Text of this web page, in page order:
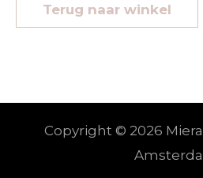
Terug naar winkel
Copyright © 2026